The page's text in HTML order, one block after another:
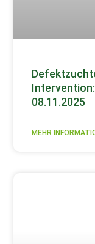
08.11.2025
MEHR